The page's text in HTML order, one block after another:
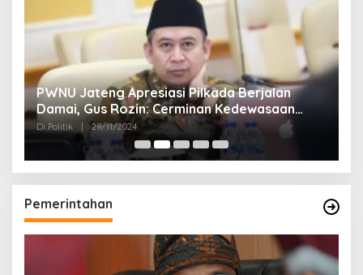
PWNU Jateng Apresiasi Pilkada Berjalan
Damai, Gus Rozin: Cerminan Kedewasaan
Politik Masyarakat
Di Politik 29/11/2024
Pemerintahan